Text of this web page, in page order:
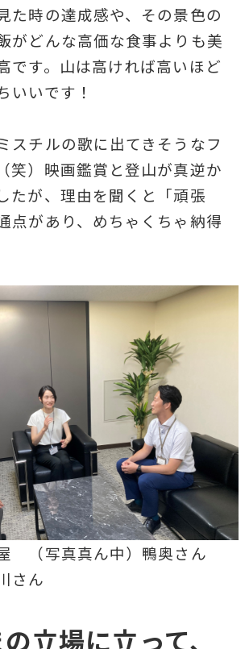
た時の達成感や、その景色の
がどんな高価な食事よりも美
です。山は高ければ高いほど
いいです！
スチルの歌に出てきそうなフ
笑）映画鑑賞と登山が真逆か
たが、理由を聞くと「頑張
点があり、めちゃくちゃ納得
屋 （写真真ん中）鴨奥さん
さん
立場に立って、